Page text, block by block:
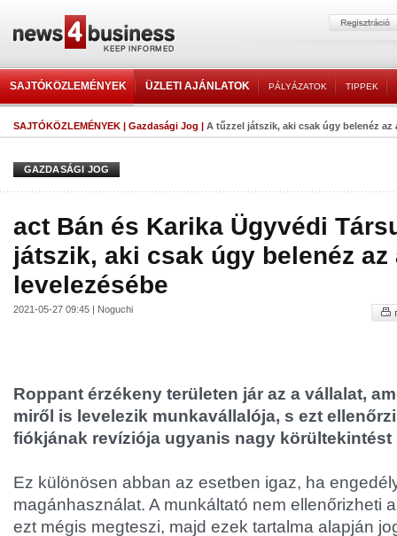
SAJTÓKÖZLEMÉNYEK ÜZLETI AJÁNLATOK PÁLYÁZATOK TIPPEK
SAJTÓKÖZLEMÉNYEK | Gazdasági Jog | A tűzzel játszik, aki csak úgy belenéz az
GAZDASÁGI JOG
act Bán és Karika Ügyvédi
játszik, aki csak úgy belenéz
levelezésébe
2021-05-27 09:45 | Noguchi
Roppant érzékeny területen jár az a vállalat,
miről is levelezik munkavállalója, s ezt
fiókjának revíziója ugyanis nagy körültekintést
Ez különösen abban az esetben igaz, ha
magánhasználat. A munkáltató nem ellenőrizheti
ezt mégis megteszi, majd ezek tartalma alapján